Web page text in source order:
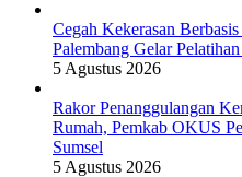
Cegah Kekerasan
Palembang Gelar
5 Agustus 2026
Rakor Penanggulangan
Rumah, Pemkab OKUS
Sumsel
5 Agustus 2026